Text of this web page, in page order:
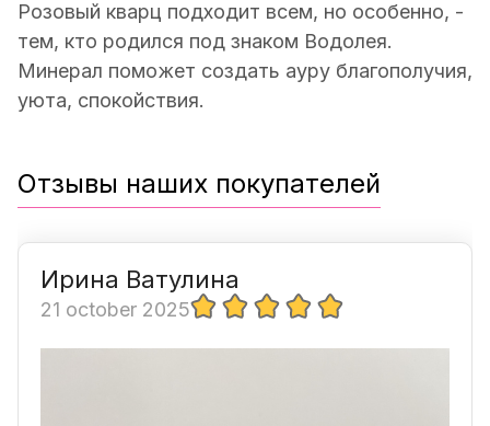
Розовый кварц подходит всем, но особенно, -
тем, кто родился под знаком Водолея.
Минерал поможет создать ауру благополучия,
уюта, спокойствия.
Отзывы наших покупателей
Ирина Ватулина
21 october 2025